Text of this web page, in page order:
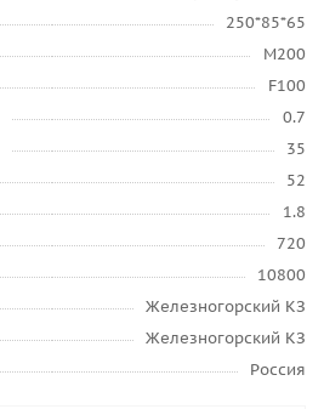
250*85*65
М200
F100
0.7
35
52
1.8
720
10800
Железногорский КЗ
Железногорский КЗ
Россия